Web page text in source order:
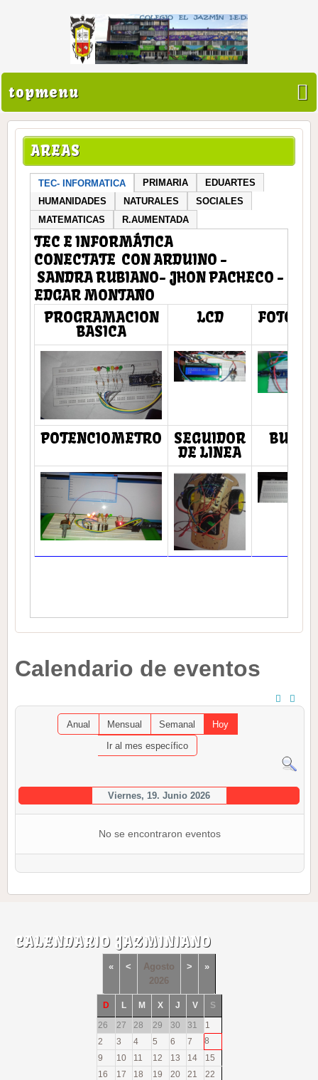
topmenu
AREAS
TEC- INFORMATICA PRIMARIA
EDUARTES
HUMANIDADES
NATURALES
SOCIALES
MATEMATICAS
R.AUMENTADA
TEC E INFORMÁTICA
CONECTATE CON ARDUINO -
SANDRA RUBIANO- JHON PACHECO -
EDGAR MONTAÑO
PROGRAMACION
BASICA
LCD
POTENCIOMETRO
SEGUIDOR
DE LINEA
Calendario de eventos
Anual Mensual Semanal
Hoy
Ir al mes específico
Viernes, 19. Junio 2026
No se encontraron eventos
CALENDARIO JAZMINIANO
« <
Agosto
2026
> »
D L M X J V
S
26
27 28 29 30 31
1
2
3 4 5 6 7
8
9
10 11 12 13 14
15
16
17 18 19 20 21
22